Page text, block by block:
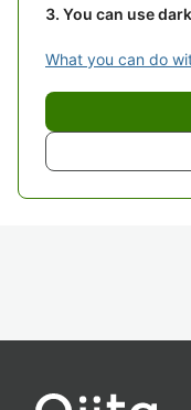
You can use
What you can do